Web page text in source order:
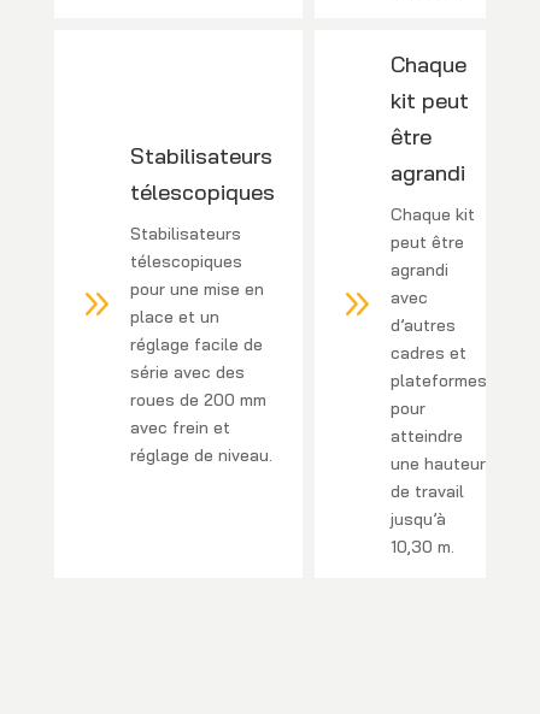
9
Stabilisateurs
télescopiques
Stabilisateurs
télescopiques
pour une mise en
place et un
réglage facile de
série avec des
roues de 200 mm
avec frein et
réglage de niveau.
9
Chaque
kit peut
être
agrandi
Chaque kit
peut être
agrandi
avec
d’autres
cadres et
plateformes
pour
atteindre
une hauteur
de travail
jusqu’à
10,30 m.